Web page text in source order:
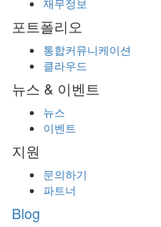
포트폴리오
통합커뮤니케이션
클라우드
뉴스 & 이벤트
뉴스
이벤트
지원
문의하기
파트너
Blog